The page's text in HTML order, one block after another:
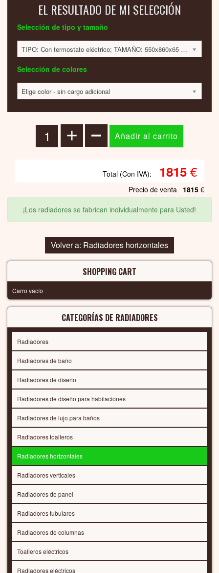
EL RESULTADO DE MI SELECCIÓN
Selección de tipo y tamaño
TIPO: Con termostato eléctrico; TAMAÑO: 550x860x65 mm; 500 VATIOS; 1815 EUR
Selección de colores
Elige color - sin cargo adicional
Total (Con IVA): 1815€
Precio de venta 1815 €
¡Los radiadores se fabrican individualmente para Usted!
Volver a: Radiadores horizontales
SHOPPING CART
Carro vacío
CATEGORÍAS DE RADIADORES
Radiadores
Radiadores de baño
Radiadores de diseño
Radiadores de diseño para habitaciones
Radiadores de lujo para baños
Radiadores toalleros
Radiadores horizontales
Radiadores verticales
Radiadores de panel
Radiadores tubulares
Radiadores de columnas
Toalleros eléctricos
Radiadores eléctricos